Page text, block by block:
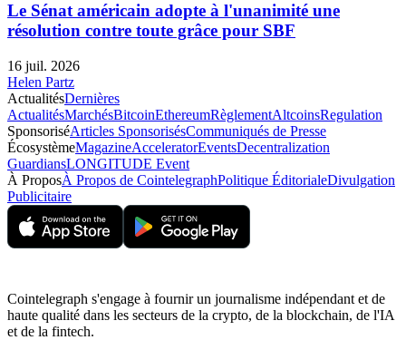
Le Sénat américain adopte à l'unanimité une
résolution contre toute grâce pour SBF
16 juil. 2026
Helen Partz
ActualitésDernières
ActualitésMarchésBitcoinEthereumRèglementAltcoinsRegulation
SponsoriséArticles SponsorisésCommuniqués de Presse
ÉcosystèmeMagazineAcceleratorEventsDecentralization
GuardiansLONGITUDE Event
À ProposÀ Propos de CointelegraphPolitique ÉditorialeDivulgation
Publicitaire
Cointelegraph s'engage à fournir un journalisme indépendant et de
haute qualité dans les secteurs de la crypto, de la blockchain, de l'IA
et de la fintech.